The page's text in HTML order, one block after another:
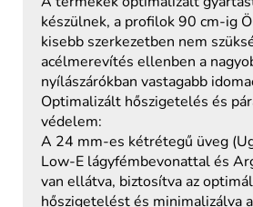
készülnek, a profilok 90 cm-ig
kisebb szerkezetben nem
acélmerevítés ellenben a
nyílászárókban vastagabb
Optimalizált hőszigetelés és
védelem:
A 24 mm-es kétrétegű üveg
Low-E lágyfémbevonattal és
van ellátva, biztosítva az
hőszigetelést és minimalizálva